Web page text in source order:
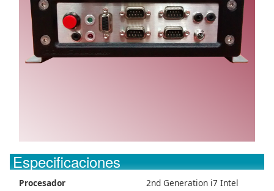
Especificaciones
Procesador
2nd Generation i7 Intel